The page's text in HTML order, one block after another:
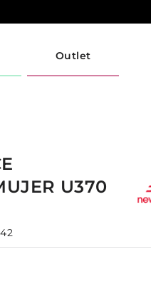
Outlet
U370